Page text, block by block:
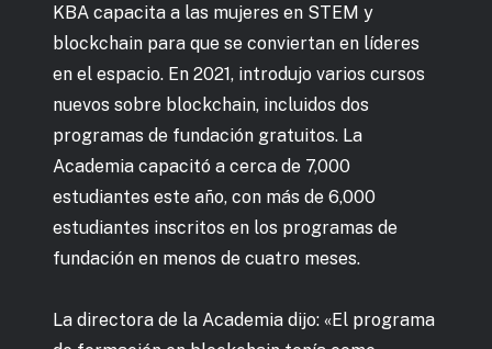
KBA capacita a las mujeres en STEM y
blockchain para que se conviertan en líderes
en el espacio. En 2021, introdujo varios cursos
nuevos sobre blockchain, incluidos dos
programas de fundación gratuitos. La
Academia capacitó a cerca de 7,000
estudiantes este año, con más de 6,000
estudiantes inscritos en los programas de
fundación en menos de cuatro meses.
La directora de la Academia dijo: «El programa